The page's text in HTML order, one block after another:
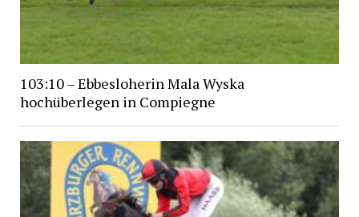
103:10 – Ebbesloherin Mala Wyska
hochüberlegen in Compiegne